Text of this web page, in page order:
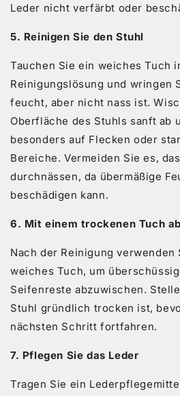
Leder nicht verfärbt oder
5. Reinigen Sie den Stuhl
Tauchen Sie ein weiches Tuch
Reinigungslösung und wringen
feucht, aber nicht nass ist.
Oberfläche des Stuhls sanft ab
besonders auf Flecken oder
Bereiche. Vermeiden Sie es,
durchnässen, da übermäßige
beschädigen kann.
6. Mit einem trockenen Tuch
Nach der Reinigung
weiches Tuch, um
Seifenreste abzuwischen.
Stuhl gründlich trocken ist,
nächsten Schritt fortfahren.
7. Pflegen Sie das Leder
Tragen Sie ein